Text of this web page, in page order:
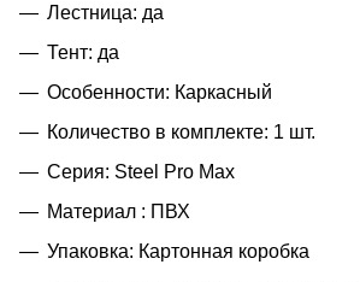
Лестница: да
Тент: да
Особенности: Каркасный
Количество в комплекте: 1 шт.
Серия: Steel Pro Max
Материал : ПВХ
Упаковка: Картонная коробка